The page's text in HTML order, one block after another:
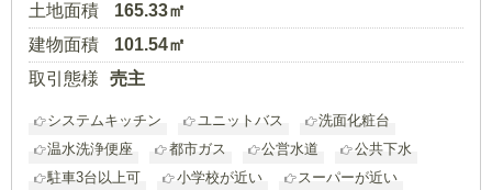
土地面積
165.33㎡
建物面積
101.54㎡
取引態様
売主
システムキッチン ユニットバス
洗面化粧台
温水洗浄便座
都市ガス 公営水道
公共下水
駐車3台以上可
小学校が近い
スーパーが近い